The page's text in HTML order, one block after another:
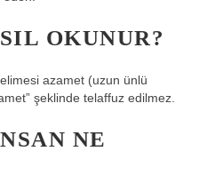
OKUNUR?
azamet (uzun ünlü
şeklinde telaffuz edilmez.
NE